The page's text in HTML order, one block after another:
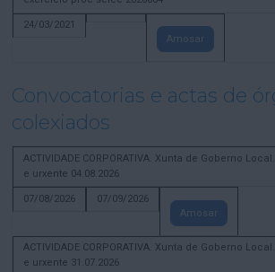
24/03/2021
Amosar
Convocatorias e actas de
colexiados
ACTIVIDADE CORPORATIVA. Xunta de Goberno
e urxente 04.08.2026
07/08/2026
07/09/2026
Amosar
ACTIVIDADE CORPORATIVA. Xunta de Goberno
e urxente 31.07.2026